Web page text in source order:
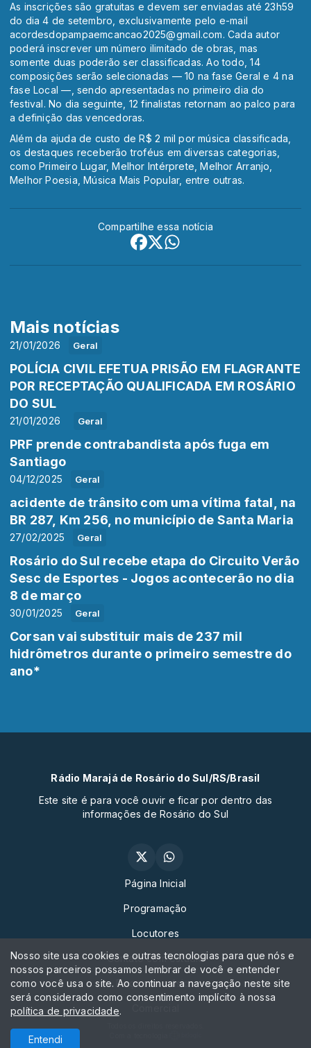
As inscrições são gratuitas e devem ser enviadas até 23h59
do dia 4 de setembro, exclusivamente pelo e-mail
acordesdopampaemcancao2025@gmail.com. Cada autor
poderá inscrever um número ilimitado de obras, mas
somente duas poderão ser classificadas. Ao todo, 14
composições serão selecionadas — 10 na fase Geral e 4 na
fase Local —, sendo apresentadas no primeiro dia do
festival. No dia seguinte, 12 finalistas retornam ao palco para
a definição das vencedoras.
Além da ajuda de custo de R$ 2 mil por música classificada,
os destaques receberão troféus em diversas categorias,
como Primeiro Lugar, Melhor Intérprete, Melhor Arranjo,
Melhor Poesia, Música Mais Popular, entre outras.
Compartilhe essa notícia
Mais notícias
Geral
21/01/2026
POLÍCIA CIVIL EFETUA PRISÃO EM FLAGRANTE
POR RECEPTAÇÃO QUALIFICADA EM ROSÁRIO
DO SUL
Geral
21/01/2026
PRF prende contrabandista após fuga em
Santiago
Geral
04/12/2025
acidente de trânsito com uma vítima fatal, na
BR 287, Km 256, no município de Santa Maria
Geral
27/02/2025
Rosário do Sul recebe etapa do Circuito Verão
Sesc de Esportes - Jogos acontecerão no dia
8 de março
Geral
30/01/2025
Corsan vai substituir mais de 237 mil
hidrômetros durante o primeiro semestre do
ano*
Rádio Marajá de Rosário do Sul/RS/Brasil
Este site é para você ouvir e ficar por dentro das
informações de Rosário do Sul
Página Inicial
Programação
Locutores
Contato com estudio
Peça sua música
Nosso site usa cookies e outras tecnologias para que nós e
nossos parceiros possamos lembrar de você e entender
como você usa o site. Ao continuar a navegação neste site
será considerado como consentimento implícito à nossa
política de privacidade.
Entendi